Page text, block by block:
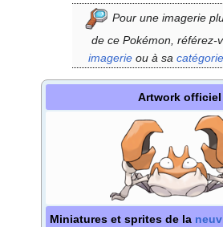
Pour une imagerie
de ce Pokémon, référez-
imagerieou à sa
Artwork officiel
Miniatures et sprites de la